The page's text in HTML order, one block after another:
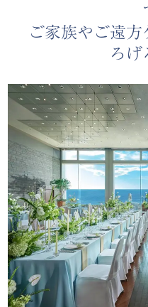
ご家族やご遠
ろげ